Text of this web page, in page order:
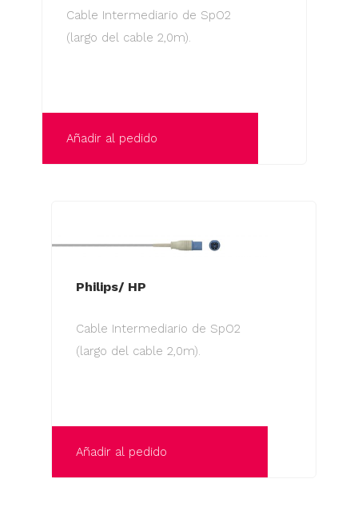
Cable Intermediario de SpO2
(largo del cable 2,0m).
Añadir al pedido
Philips/ HP
Cable Intermediario de SpO2
(largo del cable 2,0m).
Añadir al pedido